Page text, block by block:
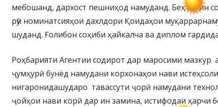
мебошанд, дархост пешниҳод намуданд. Беҳтарин
рӯи номинатсияҳои дахлдори Қоидаҳои
шуданд. Ғолибон соҳиби ҳайкалча ва диплом
Роҳбарияти Агентии содирот дар маросими мазкур
ҷумҳурӣ бунёд намудани корхонаҳои нави
нигаронидашударо тавассути ҷорӣ намудани
ҷойҳои нави корӣ дар ин замина, истифодаи ҳарчи